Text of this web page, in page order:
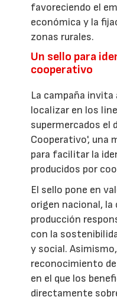
favoreciendo el
económica y la
zonas rurales.
Un sello para
cooperativo
La campaña
localizar en los
supermercados
Cooperativo', una
para facilitar la
producidos por
El sello pone en
origen nacional, la
producción
con la
y social.
reconocimiento
en el que los
directamente